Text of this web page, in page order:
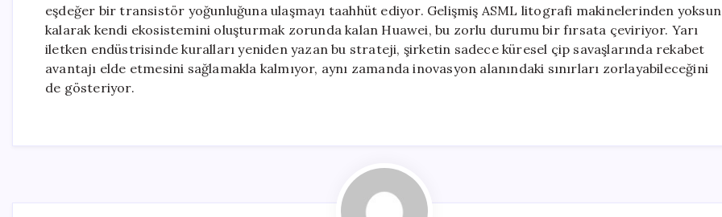
eşdeğer bir transistör yoğunluğuna ulaşmayı taahhüt ediyor. Gelişmiş ASML litografi makinelerinden yoksun
kalarak kendi ekosistemini oluşturmak zorunda kalan Huawei, bu zorlu durumu bir fırsata çeviriyor. Yarı
iletken endüstrisinde kuralları yeniden yazan bu strateji, şirketin sadece küresel çip savaşlarında rekabet
avantajı elde etmesini sağlamakla kalmıyor, aynı zamanda inovasyon alanındaki sınırları zorlayabileceğini
de gösteriyor.